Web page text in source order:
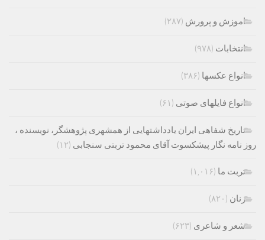
اموزش و پرورش (۲۸۷)
انتخابات (۹۷۸)
انواع عکسها (۳۸۶)
انواع فایلهای صوتی (۶۱)
تاریخ شفاهی ایران یادداشتهایی از همشهری پژوهشگر، نویسنده ،
روز نامه نگار پیشکسوت آقای محمود تربتی سنجابی (۱۲)
تربت ما (۱,۰۱۶)
زنان (۸۲۰)
شعر و شاعری (۶۲۳)